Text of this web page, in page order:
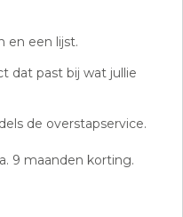
en een lijst.
dat past bij wat jullie
de overstapservice.
9 maanden korting.